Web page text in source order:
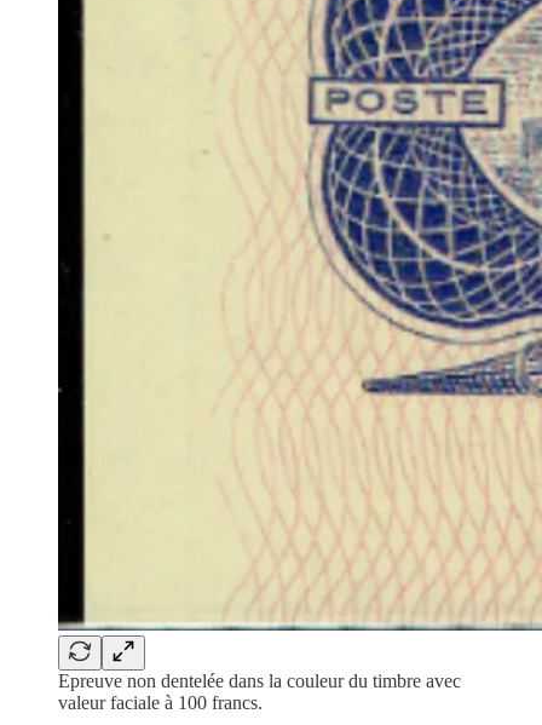
Epreuve non dentelée dans la couleur du timbre avec
valeur faciale à 100 francs.